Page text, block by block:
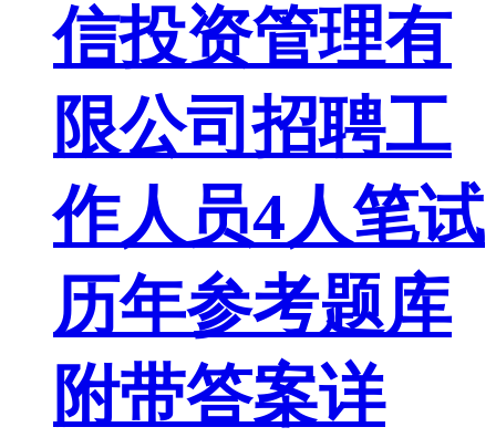
信投资管理有
限公司招聘工
作人员4人笔试
历年参考题库
附带答案详